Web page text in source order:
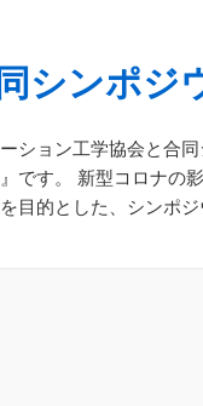
同シンポ
ション工学協会と合
です。 新型コロナの
目的とした、シンポ